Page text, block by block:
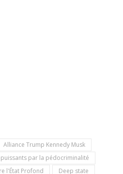
Alliance Trump Kennedy Musk
par la pédocriminalité
l'État Profond
Deep state